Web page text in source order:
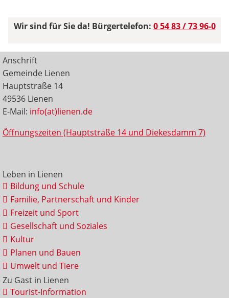
Wir sind für Sie da! Bürgertelefon: 0 54 83 / 73 96-0
Anschrift
Gemeinde Lienen
Hauptstraße 14
49536 Lienen
E-Mail: info(at)lienen.de
Öffnungszeiten (Hauptstraße 14 und Diekesdamm 7)
Leben in Lienen
Bildung und Schule
Familie, Partnerschaft und Kinder
Freizeit und Sport
Gesellschaft und Soziales
Kultur
Planen und Bauen
Umwelt und Tiere
Zu Gast in Lienen
Tourist-Information